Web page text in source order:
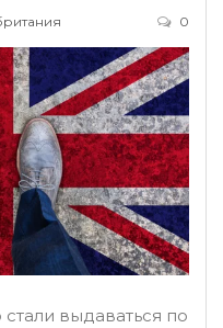
0
выдаваться по